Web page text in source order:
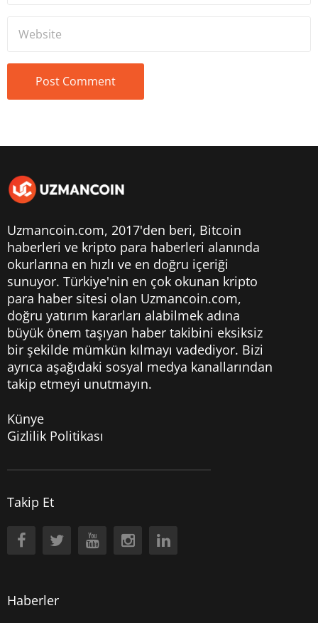
Uzmancoin.com, 2017'den beri, Bitcoin
haberleri ve kripto para haberleri alanında
okurlarına en hızlı ve en doğru içeriği
sunuyor. Türkiye'nin en çok okunan kripto
para haber sitesi olan Uzmancoin.com,
doğru yatırım kararları alabilmek adına
büyük önem taşıyan haber takibini eksiksiz
bir şekilde mümkün kılmayı vadediyor. Bizi
ayrıca aşağıdaki sosyal medya kanallarından
takip etmeyi unutmayın.
Künye
Gizlilik Politikası
Takip Et
Haberler